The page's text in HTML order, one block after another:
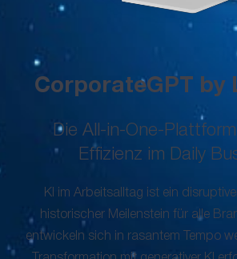
CorporateGPT by
Die All-in-One-
Effizienz im Daily
KI im Arbeitsalltag ist ein
historischer Meilenstein für alle
entwickeln sich in rasantem Tempo